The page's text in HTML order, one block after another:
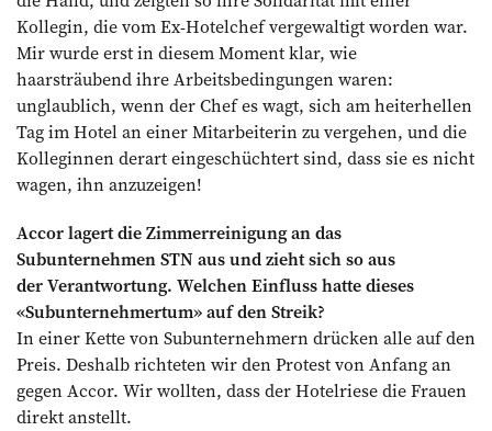
Kollegin, die vom Ex-Hotelchef vergewaltigt worden war.
Mir wurde erst in diesem Moment klar, wie
haarsträubend ihre Arbeitsbedingungen waren:
unglaublich, wenn der Chef es wagt, sich am heiterhellen
Tag im Hotel an einer Mitarbeiterin zu vergehen, und die
Kolleginnen derart eingeschüchtert sind, dass sie es nicht
wagen, ihn anzuzeigen!
Accor lagert die Zimmerreinigung an das
Subunternehmen STN aus und zieht sich so aus
der Verantwortung. Welchen Einfluss hatte dieses
«Subunternehmertum» auf den Streik?
In einer Kette von Subunternehmern drücken alle auf den
Preis. Deshalb richteten wir den Protest von Anfang an
gegen Accor. Wir wollten, dass der Hotelriese die Frauen
direkt anstellt.